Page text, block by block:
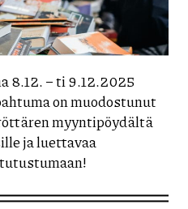
8.12. – ti 9.12.2025
on muodostunut
myyntipöydältä
ja luettavaa